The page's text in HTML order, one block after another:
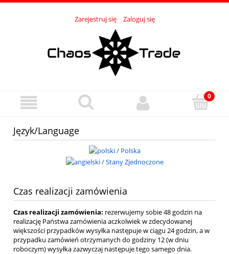
Zarejestruj się Zaloguj się
Język/Language
Czas realizacji zamówienia
Czas realizacji zamówienia: rezerwujemy sobie 48 godzin na
realizację Państwa zamówienia aczkolwiek w zdecydowanej
większości przypadków wysyłka następuje w ciągu 24 godzin, a w
przypadku zamówień otrzymanych do godziny 12 (w dniu
roboczym) wysyłka zazwyczaj następuje tego samego dnia.